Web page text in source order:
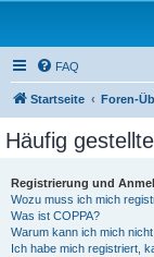
FAQ
Startseite Foren-
Häufig
Registrierung und
Wozu muss ich mich
Was ist COPPA?
Warum kann ich mich
Ich habe mich registriert,